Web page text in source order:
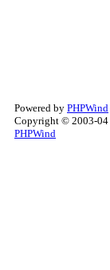
Powered by PHPWind
Copyright © 2003-04
PHPWind